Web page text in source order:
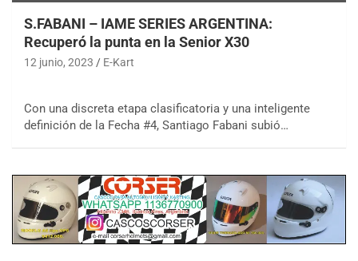
S.FABANI – IAME SERIES ARGENTINA:
Recuperó la punta en la Senior X30
12 junio, 2023 E-Kart
Con una discreta etapa clasificatoria y una inteligente
definición de la Fecha #4, Santiago Fabani subió…
IAME SERIES ARGENTINA 6
Ramiro Tot (Asfalto)
Baradero (Buenos Aires)
KDO - F6